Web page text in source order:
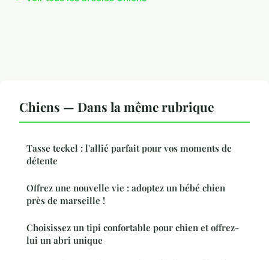
Chiens — Dans la même rubrique
Tasse teckel : l'allié parfait pour vos moments de
détente
Offrez une nouvelle vie : adoptez un bébé chien
près de marseille !
Choisissez un tipi confortable pour chien et offrez-
lui un abri unique